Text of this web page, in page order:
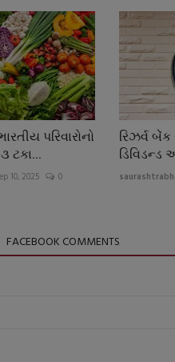
પરિવારોનો
ટકા...
10, 2025 0
રિઝર્વ
FACEBOOK COMMENTS